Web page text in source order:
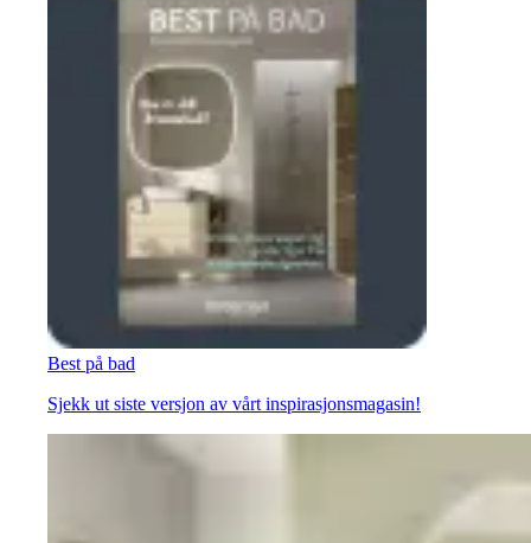
Best på bad
Sjekk ut siste versjon av vårt inspirasjonsmagasin!